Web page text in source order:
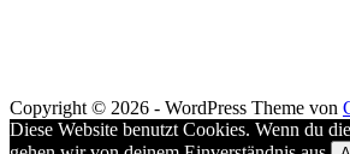
Copyright © 2026 - WordPress Theme von
Diese Website benutzt Cookies. Wenn du